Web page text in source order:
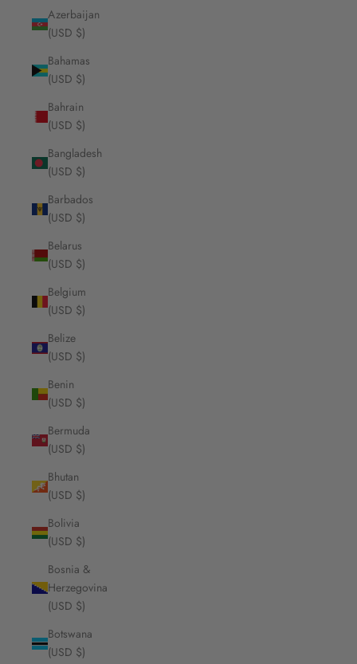
Azerbaijan
(USD $)
Bahamas
(USD $)
Bahrain
(USD $)
Bangladesh
(USD $)
Barbados
(USD $)
Belarus
(USD $)
Belgium
(USD $)
Belize
(USD $)
Benin
(USD $)
Bermuda
(USD $)
Bhutan
(USD $)
Bolivia
(USD $)
Bosnia &
Herzegovina
(USD $)
Botswana
(USD $)